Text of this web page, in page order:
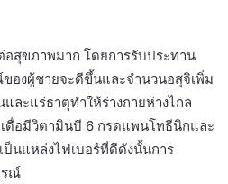
อสุขภาพมาก โดยการรับประทาน
องผู้ชายจะดีขึ้นและจำนวนอสุจิเพิ่ม
ละแร่ธาตุทำให้ร่างกายห่างไกล
ดื่อมีวิตามินบี 6 กรดแพนโทธีนิกและ
ป็นแหล่งไฟเบอร์ที่ดีดังนั้นการ
รณ์